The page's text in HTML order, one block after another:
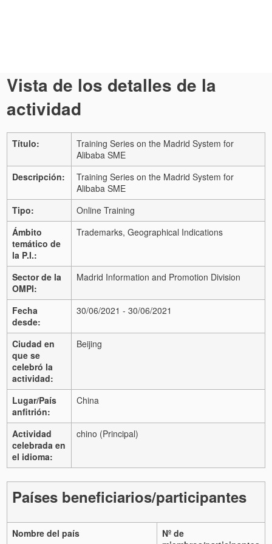
Vista de los detalles de la
actividad
Título:
Training Series on the Madrid System for
Alibaba SME
Descripción:
Training Series on the Madrid System for
Alibaba SME
Tipo:
Online Training
Ámbito
temático de
la P.I.:
Trademarks, Geographical Indications
Sector de la
OMPI:
Madrid Information and Promotion Division
Fecha
desde:
30/06/2021 - 30/06/2021
Ciudad en
que se
celebró la
actividad:
Beijing
Lugar/País
anfitrión:
China
Actividad
celebrada en
el idioma:
chino (Principal)
Países beneficiarios/participantes
Nombre del país
Nº de